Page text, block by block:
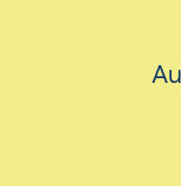
AVEC
LES